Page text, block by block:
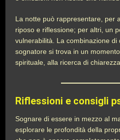
La notte può rappresentare, per
riposo e riflessione; per altri, un
vulnerabilità. La combinazione di
sognatore si trova in un
spirituale, alla ricerca di
Riflessioni e consigli
Sognare di essere in mezzo al
esplorare le profondità della